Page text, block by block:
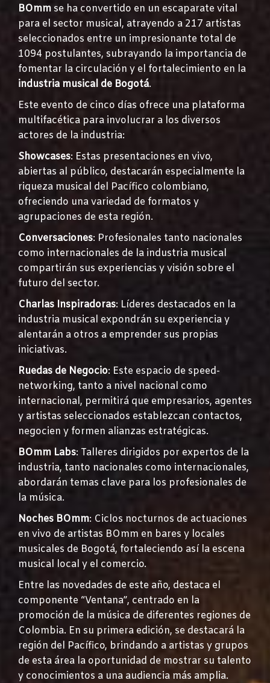
BOmm se ha convertido en un escaparate vital
para el sector musical, atrayendo a 217 artistas
seleccionados entre un impresionante total de
1094 postulantes, subrayando la importancia de
fomentar la circulación y el fortalecimiento en la
industria musical de Bogotá.
Este evento de cinco días ofrece una plataforma
multifacética para involucrar a los diversos
actores de la industria:
Showcases: Estas presentaciones en vivo,
abiertas al público, destacarán especialmente la
riqueza musical del Pacífico colombiano,
ofreciendo una variedad de formatos y
agrupaciones de esta región.
Conversaciones: Profesionales tanto nacionales
como internacionales de la industria musical
compartirán sus experiencias y visión sobre el
futuro del sector.
Charlas Inspiradoras: Líderes destacados en la
industria musical expondrán su experiencia y
alentarán a otros a emprender sus propias
iniciativas.
Ruedas de Negocio: Este espacio de speed-
networking, tanto a nivel nacional como
internacional, permitirá que empresarios, agentes
y artistas seleccionados establezcan contactos,
negocien y formen alianzas estratégicas.
BOmm Labs: Talleres dirigidos por expertos de la
industria, tanto nacionales como internacionales,
abordarán temas clave para los profesionales de
la música.
Noches BOmm: Ciclos nocturnos de actuaciones
en vivo de artistas BOmm en bares y locales
musicales de Bogotá, fortaleciendo así la escena
musical local y el comercio.
Entre las novedades de este año, destaca el
componente “Ventana”, centrado en la
promoción de la música de diferentes regiones de
Colombia. En su primera edición, se destacará la
región del Pacífico, brindando a artistas y grupos
de esta área la oportunidad de mostrar su talento
y conocimientos a una audiencia más amplia.